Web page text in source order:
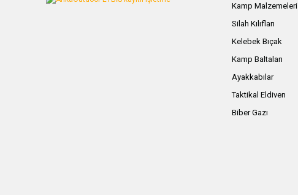
Kamp Malzemeleri
Silah Kılıfları
Kelebek Bıçak
Kamp Baltaları
Ayakkabılar
Taktikal Eldiven
Biber Gazı